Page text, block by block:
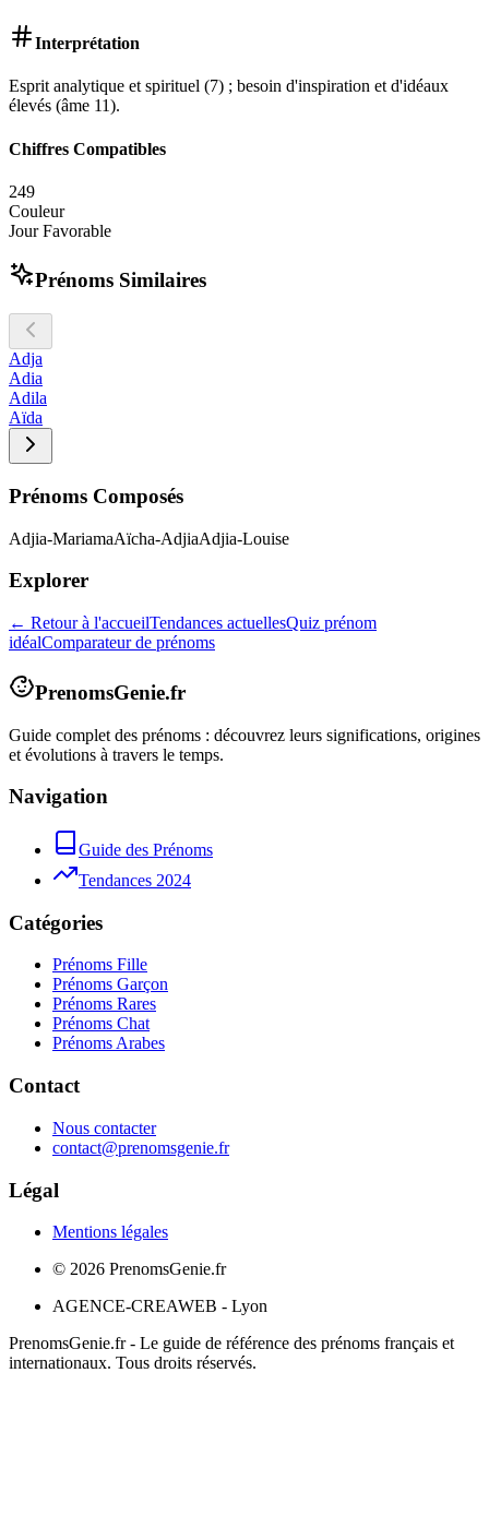
Interprétation
Esprit analytique et spirituel (7) ; besoin d'inspiration et d'idéaux
élevés (âme 11).
Chiffres Compatibles
249
Couleur
Jour Favorable
Prénoms Similaires
Adja
Adia
Adila
Aïda
Prénoms Composés
Adjia-MariamaAïcha-AdjiaAdjia-Louise
Explorer
← Retour à l'accueilTendances actuellesQuiz prénom
idéalComparateur de prénoms
PrenomsGenie.fr
Guide complet des prénoms : découvrez leurs significations, origines
et évolutions à travers le temps.
Navigation
Guide des Prénoms
Tendances 2024
Catégories
Prénoms Fille
Prénoms Garçon
Prénoms Rares
Prénoms Chat
Prénoms Arabes
Contact
Nous contacter
contact@prenomsgenie.fr
Légal
Mentions légales
© 2026 PrenomsGenie.fr
AGENCE-CREAWEB - Lyon
PrenomsGenie.fr - Le guide de référence des prénoms français et
internationaux. Tous droits réservés.